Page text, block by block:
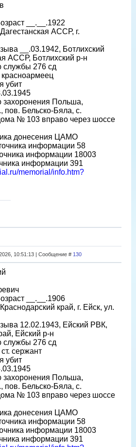
__.__.1922
АССР, г.
__.03.1942, Ботлихский
АССР, Ботлихский р-н
службы 276 сд
убит
захоронения Польша,
пов. Бельско-Бяла, с.
№ 103 вправо через шоссе
донесения ЦАМО
информации 58
информации 18003
информации 391
memorial/info.htm?
10:51:13 | Сообщение # 130
__.__.1906
край, г. Ейск, ул.
12.02.1943, Ейский РВК,
Ейский р-н
службы 276 сд
сержант
убит
захоронения Польша,
пов. Бельско-Бяла, с.
№ 103 вправо через шоссе
донесения ЦАМО
информации 58
информации 18003
информации 391